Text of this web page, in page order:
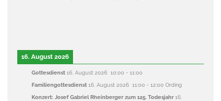
16. August 2026
Gottesdienst 16. August 2026 10:00 - 11:00
Familiengottesdienst 16. August 2026 11:00 - 12:00 Ording
Konzert: Josef Gabriel Rheinberger zum 125. Todesjahr 16.